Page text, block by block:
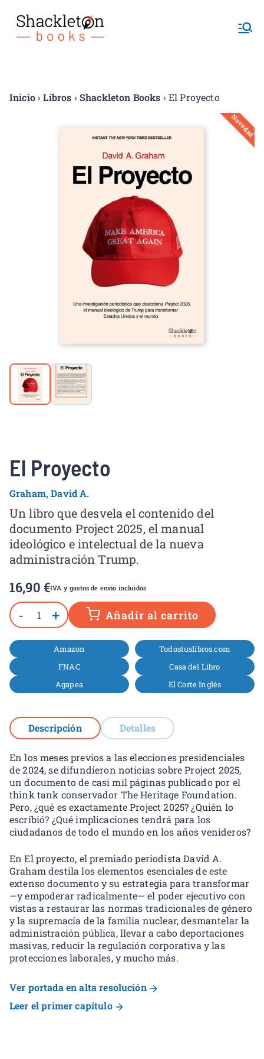
Shackletonb
Inicio›Libros › Shackleton Books › El Proyecto
Novedad
El Proyecto
Graham, David A.
Un libro que desvela el contenido del
documento Project 2025, el manual
ideológico e intelectual de la nueva
administración Trump.
Descripción Detalles
En los meses previos a las elecciones presidenciales
de 2024, se difundieron noticias sobre Project 2025,
un documento de casi mil páginas publicado por el
think tank conservador The Heritage Foundation.
Pero, ¿qué es exactamente Project 2025? ¿Quién lo
escribió? ¿Qué implicaciones tendrá para los
ciudadanos de todo el mundo en los años venideros?
En El proyecto, el premiado periodista David A.
Graham destila los elementos esenciales de este
extenso documento y su estrategia para transformar
—y empoderar radicalmente— el poder ejecutivo con
vistas a restaurar las normas tradicionales de género
y la supremacía de la familia nuclear, desmantelar la
administración pública, llevar a cabo deportaciones
masivas, reducir la regulación corporativa y las
protecciones laborales, y mucho más.
Ver portada en alta resolución
Leer el primer capítulo
Amazon
Todostuslibros.com
FNAC
Casa del Libro
Agapea
El Corte Inglés
16,90 €IVA y gastos de envío incluidos
- + Añadir al carrito